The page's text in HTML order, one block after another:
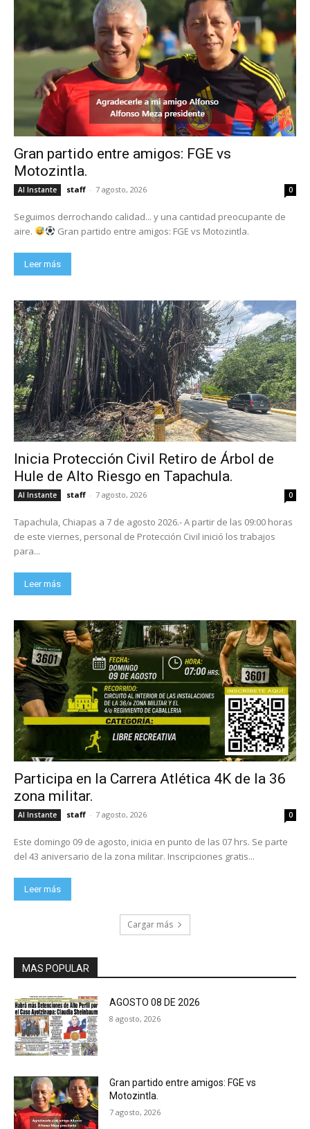
Gran partido entre amigos: FGE vs
Motozintla.
Al Instante staff - 7 agosto, 2026 0
Seguimos derrochando calidad... y una cantidad preocupante de
aire.
Gran partido entre amigos: FGE vs Motozintla.
Leer más
Inicia Protección Civil Retiro de Árbol de
Hule de Alto Riesgo en Tapachula.
Al Instante staff - 7 agosto, 2026 0
Tapachula, Chiapas a 7 de agosto 2026.- A partir de las 09:00 horas
de este viernes, personal de Protección Civil inició los trabajos
para...
Leer más
Participa en la Carrera Atlética 4K de la 36
zona militar.
Al Instante staff - 7 agosto, 2026 0
Este domingo 09 de agosto, inicia en punto de las 07 hrs. Se parte
del 43 aniversario de la zona militar. Inscripciones gratis...
Leer más
Cargar más
MAS POPULAR
AGOSTO 08 DE 2026
8 agosto, 2026
Gran partido entre amigos: FGE vs
Motozintla.
7 agosto, 2026